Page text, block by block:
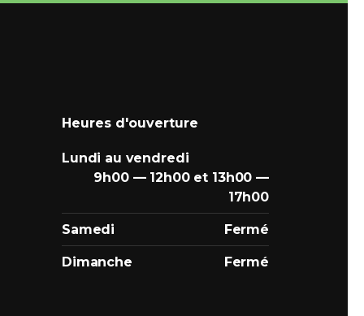
Heures d'ouverture
Lundi au vendredi
9h00 — 12h00 et 13h00 —
17h00
Samedi Fermé
Dimanche Fermé